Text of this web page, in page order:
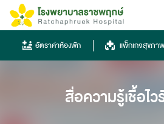
Skip
content
ไทย
ไทย
English
อัตราค่าห้องพัก แพ็กเกจสุขภาพ
สื่อความรู้เชื้อไ